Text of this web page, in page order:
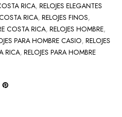
RICA, RELOJES ELEGANTES
RICA, RELOJES FINOS,
COSTA RICA, RELOJES HOMBRE,
PARA HOMBRE CASIO, RELOJES
RICA, RELOJES PARA HOMBRE